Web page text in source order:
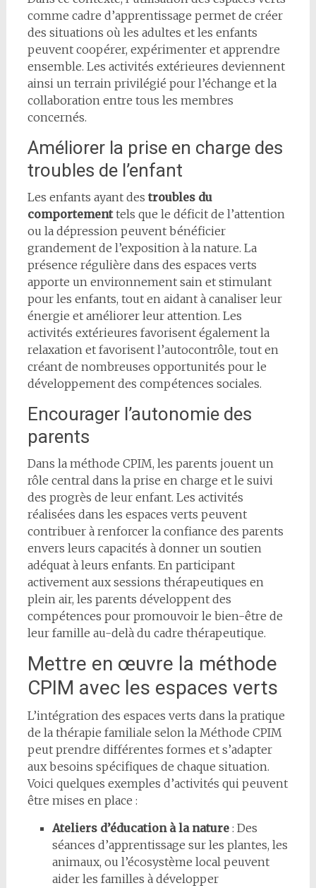
comme cadre d’apprentissage permet de créer
des situations où les adultes et les enfants
peuvent coopérer, expérimenter et apprendre
ensemble. Les activités extérieures deviennent
ainsi un terrain privilégié pour l’échange et la
collaboration entre tous les membres
concernés.
Améliorer la prise en charge des
troubles de l’enfant
Les enfants ayant destroubles du
comportementtels que le déficit de l’attention
ou la dépression peuvent bénéficier
grandement de l’exposition à la nature. La
présence régulière dans des espaces verts
apporte un environnement sain et stimulant
pour les enfants, tout en aidant à canaliser leur
énergie et améliorer leur attention. Les
activités extérieures favorisent également la
relaxation et favorisent l’autocontrôle, tout en
créant de nombreuses opportunités pour le
développement des compétences sociales.
Encourager l’autonomie des
parents
Dans la méthode CPIM, les parents jouent un
rôle central dans la prise en charge et le suivi
des progrès de leur enfant. Les activités
réalisées dans les espaces verts peuvent
contribuer à renforcer la confiance des parents
envers leurs capacités à donner un soutien
adéquat à leurs enfants. En participant
activement aux sessions thérapeutiques en
plein air, les parents développent des
compétences pour promouvoir le bien-être de
leur famille au-delà du cadre thérapeutique.
Mettre en œuvre la méthode
CPIM avec les espaces verts
L’intégration des espaces verts dans la pratique
de la thérapie familiale selon la Méthode CPIM
peut prendre différentes formes et s’adapter
aux besoins spécifiques de chaque situation.
Voici quelques exemples d’activités qui peuvent
être mises en place :
Ateliers d’éducation à la nature: Des
séances d’apprentissage sur les plantes, les
animaux, ou l’écosystème local peuvent
aider les familles à développer